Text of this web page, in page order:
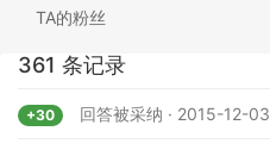
TA的粉丝
361 条记录
+30 回答被采纳 · 2015-12-